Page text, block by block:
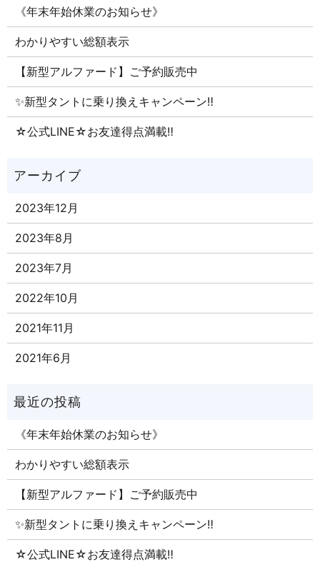
《年末年始休業のお知らせ》
わかりやすい総額表示
【新型アルファード】ご予約販売中
✨新型タントに乗り換えキャンペーン‼
☆公式LINE☆お友達得点満載‼
2023年12月
2023年8月
2023年7月
2022年10月
2021年11月
2021年6月
《年末年始休業のお知らせ》
わかりやすい総額表示
【新型アルファード】ご予約販売中
✨新型タントに乗り換えキャンペーン‼
☆公式LINE☆お友達得点満載‼